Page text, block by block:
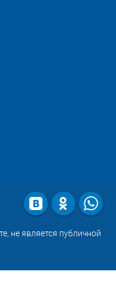
не является публичной